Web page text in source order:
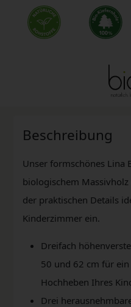
Beschreibung
Unser formschönes Lina
biologischem
der praktischen Details
Kinderzimmer ein.
Dreifach
50 und 62 cm für
Hochheben Ihres
Drei